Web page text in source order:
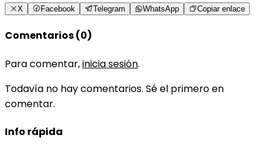
X Facebook Telegram WhatsApp Copiar enlace
Comentarios (0)
Para comentar,inicia sesión.
Todavía no hay comentarios. Sé el primero en
comentar.
Info rápida